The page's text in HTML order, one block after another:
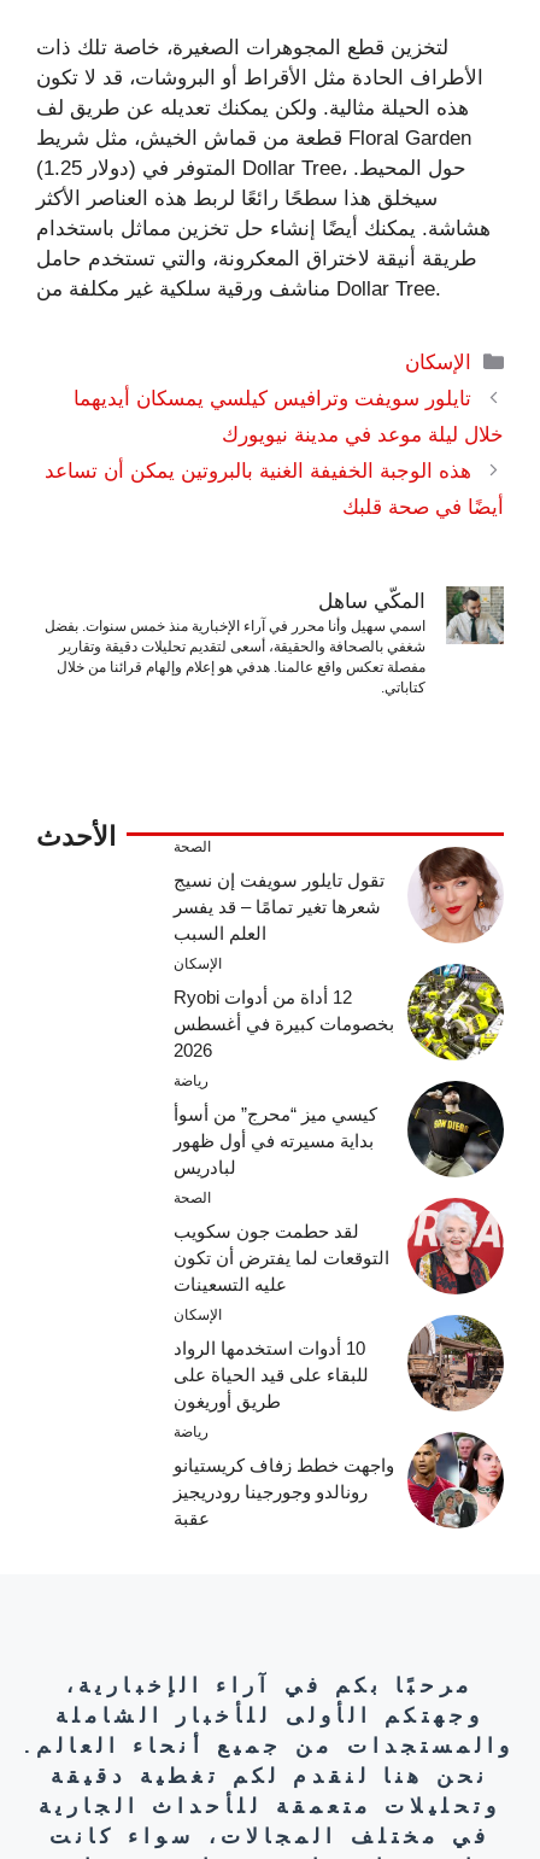
لتخزين قطع المجوهرات الصغيرة، خاصة تلك ذات
الأطراف الحادة مثل الأقراط أو البروشات، قد لا تكون
هذه الحيلة مثالية. ولكن يمكنك تعديله عن طريق لف
قطعة من قماش الخيش، مثل شريط Floral Garden
(1.25 دولار) المتوفر في Dollar Tree، حول المحيط.
سيخلق هذا سطحًا رائعًا لربط هذه العناصر الأكثر
هشاشة. يمكنك أيضًا إنشاء حل تخزين مماثل باستخدام
طريقة أنيقة لاختراق المعكرونة، والتي تستخدم حامل
مناشف ورقية سلكية غير مكلفة من Dollar Tree.
التصنيفات
الإسكان
تايلور سويفت وترافيس كيلسي يمسكان أيديهما
خلال ليلة موعد في مدينة نيويورك
هذه الوجبة الخفيفة الغنية بالبروتين يمكن أن تساعد
أيضًا في صحة قلبك
المكّي ساهل
اسمي سهيل وأنا محرر في آراء الإخبارية منذ خمس سنوات. بفضل
شغفي بالصحافة والحقيقة، أسعى لتقديم تحليلات دقيقة وتقارير
مفصلة تعكس واقع عالمنا. هدفي هو إعلام وإلهام قرائنا من خلال
كتاباتي.
الأحدث الصحة
تقول تايلور سويفت إن نسيج
شعرها تغير تمامًا – قد يفسر
العلم السبب
الإسكان
12 أداة من أدوات Ryobi
بخصومات كبيرة في أغسطس
2026
رياضة
كيسي ميز “محرج” من أسوأ
بداية مسيرته في أول ظهور
لبادريس
الصحة
لقد حطمت جون سكويب
التوقعات لما يفترض أن تكون
عليه التسعينات
الإسكان
10 أدوات استخدمها الرواد
للبقاء على قيد الحياة على
طريق أوريغون
رياضة
واجهت خطط زفاف كريستيانو
رونالدو وجورجينا رودريجيز
عقبة
مرحبًا بكم في آراء الإخبارية،
وجهتكم الأولى للأخبار الشاملة
والمستجدات من جميع أنحاء العالم.
نحن هنا لنقدم لكم تغطية دقيقة
وتحليلات متعمقة للأحداث الجارية
في مختلف المجالات، سواء كانت